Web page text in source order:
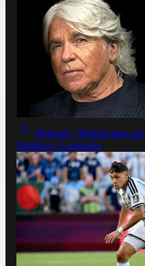
Malagò: "Dispiaciuto
Maldini e Leonardo